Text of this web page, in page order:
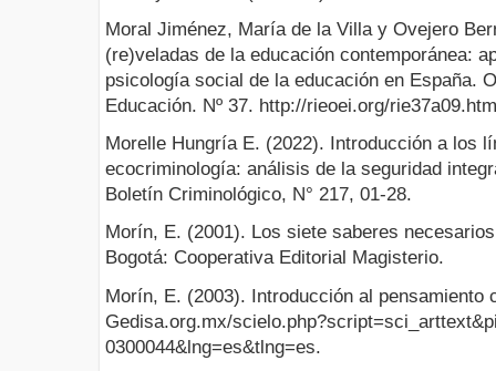
Moral Jiménez, María de la Villa y Ovejero
(re)veladas de la educación contemporánea:
psicología social de la educación en España.
Educación. Nº 37. http://rieoei.org/
Morelle Hungría E. (2022). Introducción a los
ecocriminología: análisis de la seguridad
Boletín Criminológico, N° 217, 01-28.
Morín, E. (2001). Los siete saberes
Bogotá: Cooperativa Editorial Magisterio.
Morín, E. (2003). Introducción al pensamiento
Gedisa.org.mx/
0300044&lng=es&tlng=es.